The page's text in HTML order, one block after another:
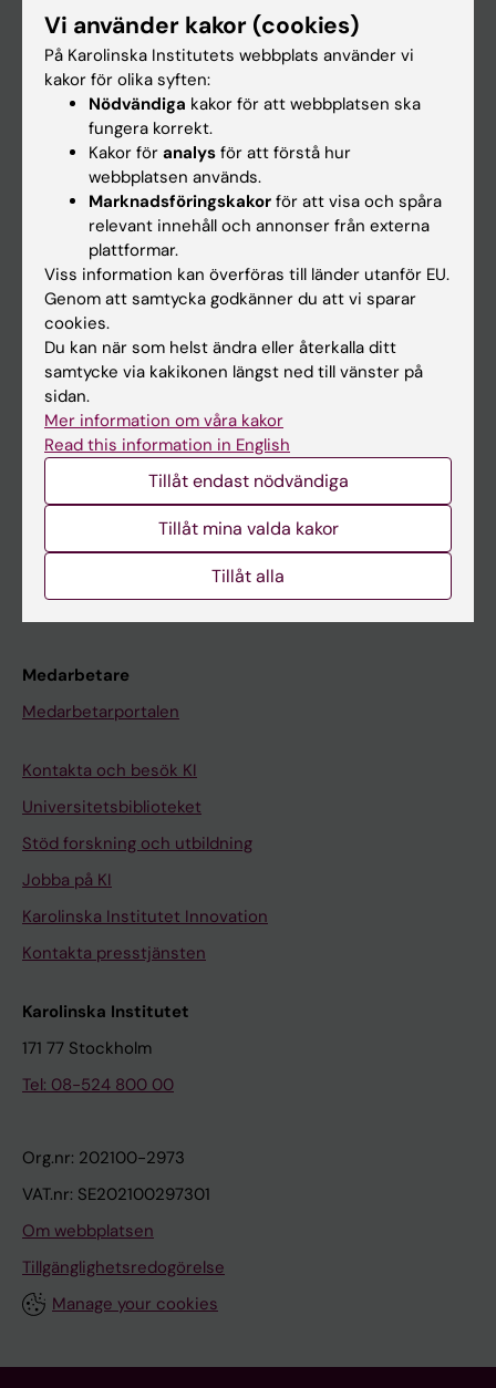
Huvudmeny
Utbildning
Forskarutbildning
Forskning
Nyheter
Kalender
Student
Ladok
Canvas
Kurs- och programwebbar
Student på KI
Medarbetare
Medarbetarportalen
Kontakta och besök KI
Universitetsbiblioteket
Stöd forskning och utbildning
Jobba på KI
Karolinska Institutet Innovation
Kontakta presstjänsten
Karolinska Institutet
171 77 Stockholm
Tel: 08-524 800 00
Org.nr: 202100-2973
VAT.nr: SE202100297301
Om webbplatsen
Tillgänglighetsredogörelse
Manage your cookies
Vi använder kakor (cookies)
På Karolinska Institutets webbplats använder vi
kakor för olika syften:
Nödvändiga kakor för att webbplatsen ska
fungera korrekt.
Kakor för analys för att förstå hur
webbplatsen används.
Marknadsföringskakor för att visa och spåra
relevant innehåll och annonser från externa
plattformar.
Viss information kan överföras till länder utanför EU.
Genom att samtycka godkänner du att vi sparar
cookies.
Du kan när som helst ändra eller återkalla ditt
samtycke via kakikonen längst ned till vänster på
sidan.
Mer information om våra kakor
Read this information in English
Tillåt endast nödvändiga
Tillåt mina valda kakor
Tillåt alla